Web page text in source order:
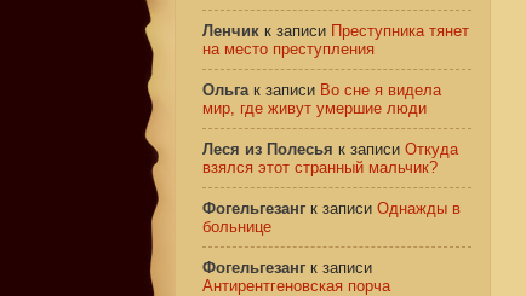
Ленчик к записи Преступника тянет
на место преступления
Ольгак записи Во сне я видела
мир, где живут умершие люди
Леся из Полесья к записи Откуда
взялся этот странный мальчик?
Фогельгезанг к записи Однажды в
больнице
Фогельгезанг к записи
Антирентгеновская порча